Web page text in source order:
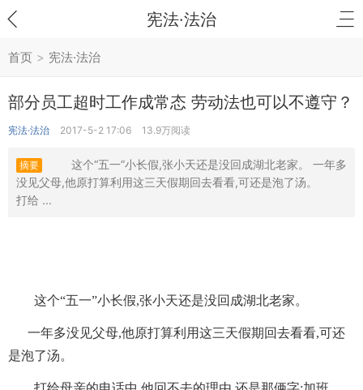
宪法·法治
首页 > 宪法·法治
部分员工超时工作成常态 劳动法也可以不遵守？
宪法·法治 2017-5-2 17:06 13.9万阅读
摘要
这个“五一”小长假,张小天还是没回成湖北老家。 一年多
没见父母,他原打算利用这三天假期回去看看,可还是泡了汤。
打给 ...
这个“五一”小长假,张小天还是没回成湖北老家。
一年多没见父母,他原打算利用这三天假期回去看看,可还
是泡了汤。